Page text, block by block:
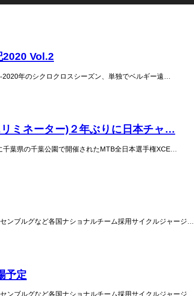
2020 Vol.2
年のシクロクロスシーズン、単独でベルギー遠…
ミネーター)２年ぶりに日本チャ…
葉県の千葉公園で開催されたMTB全日本選手権XCE…
ンブルグなど各国ナショナルチーム採用サイクルジャージ…
予定
ンブルグなど各国ナショナルチーム採用サイクルジャージ…